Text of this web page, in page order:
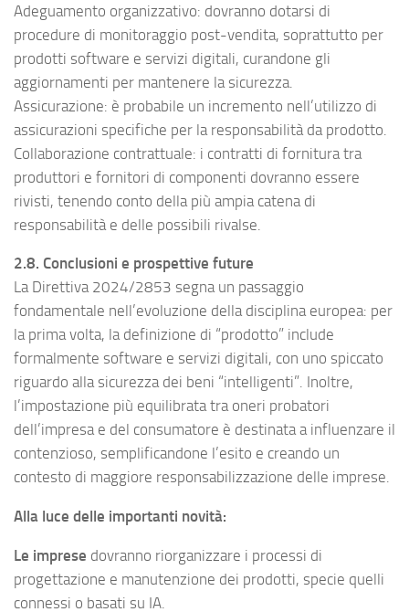
Adeguamento organizzativo: dovranno dotarsi di
procedure di monitoraggio post-vendita, soprattutto per
prodotti software e servizi digitali, curandone gli
aggiornamenti per mantenere la sicurezza.
Assicurazione: è probabile un incremento nell’utilizzo di
assicurazioni specifiche per la responsabilità da prodotto.
Collaborazione contrattuale: i contratti di fornitura tra
produttori e fornitori di componenti dovranno essere
rivisti, tenendo conto della più ampia catena di
responsabilità e delle possibili rivalse.
2.8. Conclusioni e prospettive future
La Direttiva 2024/2853 segna un passaggio
fondamentale nell’evoluzione della disciplina europea: per
la prima volta, la definizione di “prodotto” include
formalmente software e servizi digitali, con uno spiccato
riguardo alla sicurezza dei beni “intelligenti”. Inoltre,
l’impostazione più equilibrata tra oneri probatori
dell’impresa e del consumatore è destinata a influenzare il
contenzioso, semplificandone l’esito e creando un
contesto di maggiore responsabilizzazione delle imprese.
Alla luce delle importanti novità:
Le imprese dovranno riorganizzare i processi di
progettazione e manutenzione dei prodotti, specie quelli
connessi o basati su IA.